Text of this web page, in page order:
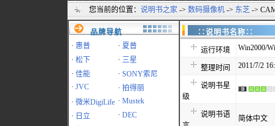
您当前的位置： 说明书之家 -> 数码摄像机 -> 东芝 ->
品牌导航
· 惠普 · 夏普
· 松下 · 三星
· 佳能 · SONY索尼
· JVC · 拍得丽
· 微米DigiLife · Mustek
· 日立 · DEC
∷说明书名
运行环境 Win2000/
整理时间 2011/7/2
说明书星
级
说明书语
简体中文